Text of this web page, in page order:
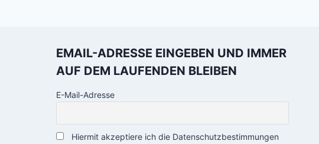
EMAIL-ADRESSE EINGEBEN UND IMMER
AUF DEM LAUFENDEN BLEIBEN
E-Mail-Adresse
Hiermit akzeptiere ich die Datenschutzbestimmungen